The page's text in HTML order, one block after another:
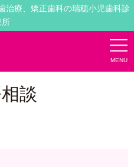
治療、矯正歯科の瑞穂小児歯科診
所
MENU
談